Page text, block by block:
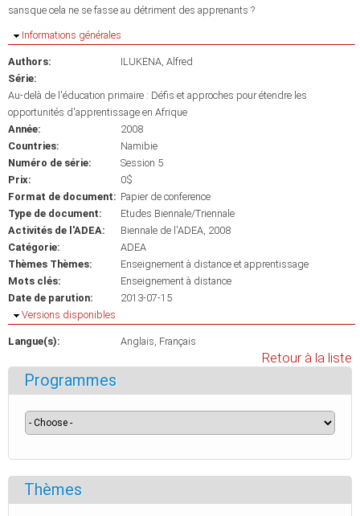
sansque cela ne se fasse au détriment des apprenants ?
Masquer
Informations générales
Authors:
ILUKENA, Alfred
Série:
Au-delà de l'éducation primaire : Défis et approches pour étendre les
opportunités d'apprentissage en Afrique
Année:
2008
Countries:
Namibie
Numéro de série:
Session 5
Prix:
0$
Format de document: Papier de conference
Type de document:
Etudes Biennale/Triennale
Activités de l'ADEA:
Biennale de l'ADEA, 2008
Catégorie:
ADEA
Thèmes Thèmes:
Enseignement à distance et apprentissage
Mots clés:
Enseignement à distance
Date de parution:
2013-07-15
Masquer
Versions disponibles
Langue(s): Anglais Français
Retour à la liste
Programmes
Thèmes